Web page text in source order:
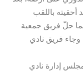
أحقيته باللقب
حلّ فريق جمعية
وجاء فريق نادي
إدارة نادي